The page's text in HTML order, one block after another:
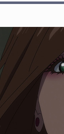
アリーゴーン』
アリーゴーン』第